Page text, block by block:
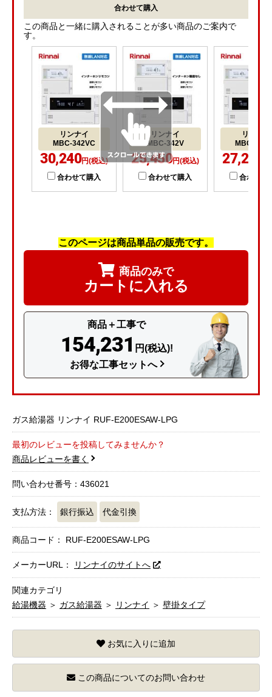
合わせて購入
この商品と一緒に購入されることが多い商品のご案内で
す。
リンナイ
MBC-342VC
30,240円(税込)
合わせて購入
リンナイ
MBC-342V
25,450円(税込)
合わせて購入
リンナイ
MBC-
27,290
合わせて
このページは商品単品の販売です。
商品のみで
カートに入れる
商品＋工事で
154,231 円(税込)!
お得な工事セットへ
ガス給湯器 リンナイ RUF-E200ESAW-LPG
最初のレビューを投稿してみませんか？
商品レビューを書く
問い合わせ番号：436021
支払方法： 銀行振込 代金引換
商品コード： RUF-E200ESAW-LPG
メーカーURL： リンナイのサイトへ
関連カテゴリ
給湯機器 ＞ ガス給湯器 ＞ リンナイ ＞ 壁掛タイプ
お気に入りに追加
この商品についてのお問い合わせ